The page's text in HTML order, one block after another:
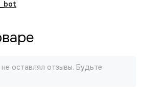
оставлял отзывы. Будьте